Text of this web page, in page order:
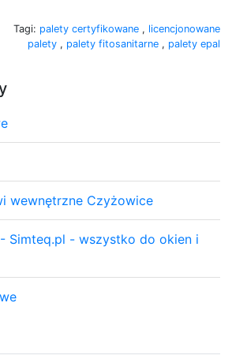
Tagi: palety certyfikowane , licencjonowane
palety , palety fitosanitarne , palety epal
wewnętrzne Czyżowice
Simteq.pl - wszystko do okien i